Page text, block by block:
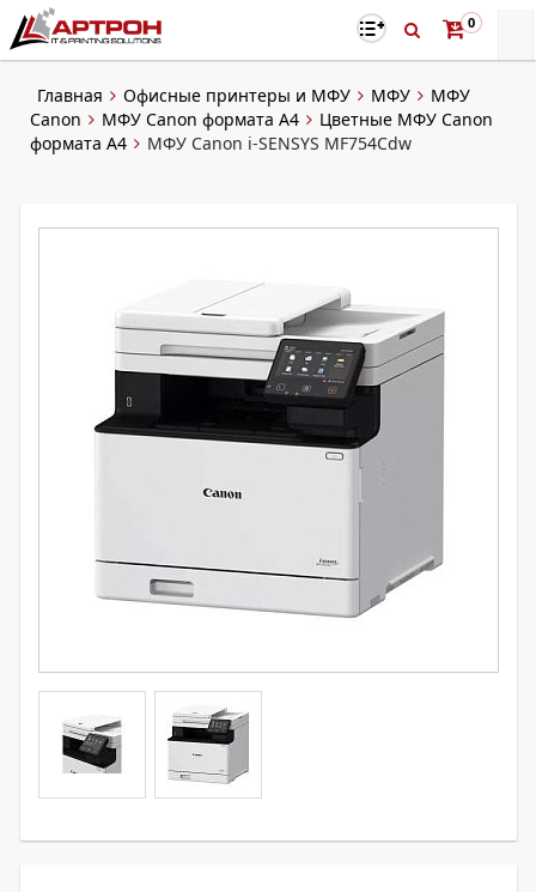
0
Главная Офисные принтеры и МФУ МФУ
МФУ
Canon
МФУ Canon формата А4
Цветные МФУ Canon
формата А4
МФУ Canon i-SENSYS MF754Cdw